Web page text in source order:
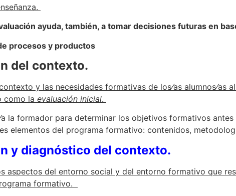
ayuda, también, a tomar decisiones futuras en
del contexto.
y las necesidades formativas de los⁄as
como la evaluación inicial.
la formador para determinar los objetivos formativos
elementos del programa formativo: contenidos,
y diagnóstico del contexto.
aspectos del entorno social y del entorno formativo que
formativo.